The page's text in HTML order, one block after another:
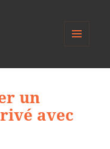
WIDGETS
un
avec